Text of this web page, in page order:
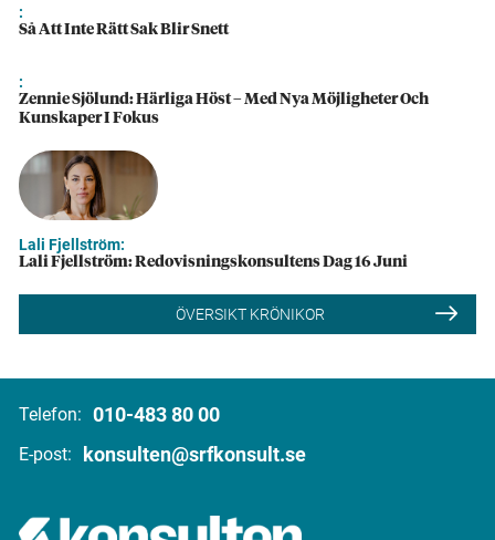
:
Så Att Inte Rätt Sak Blir Snett
:
Zennie Sjölund: Härliga Höst – Med Nya Möjligheter Och
Kunskaper I Fokus
Lali Fjellström:
Lali Fjellström: Redovisningskonsultens Dag 16 Juni
ÖVERSIKT KRÖNIKOR
Telefon: 010-483 80 00
E-post: konsulten@srfkonsult.se